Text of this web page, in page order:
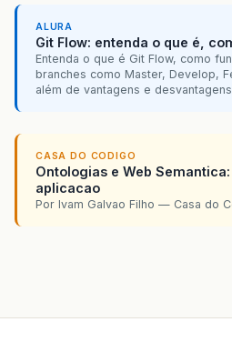
ALURA
Git Flow: entenda o que é,
Entenda o que é Git Flow, como
branches como Master, Develop,
além de vantagens e
CASA DO CODIGO
Ontologias e Web
aplicacao
Por Ivam Galvao Filho — Casa do